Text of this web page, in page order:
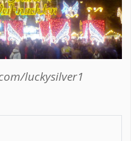
luckysilver1